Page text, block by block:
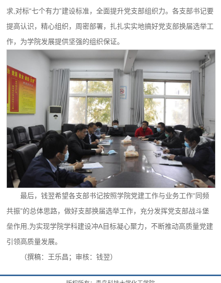
求,对标“七个有力”建设标准，全面提升党支部组织力。各支部书记要
提高认识，精心组织，周密部署，扎扎实实地搞好党支部换届选举工
作，为学院发展提供坚强的组织保证。
最后，钱翌希望各支部书记按照学院党建工作与业务工作“同频
共振”的总体思路，做好支部换届选举工作，充分发挥党支部战斗堡
垒作用,为实现学院学科建设冲A目标凝心聚力，不断推动高质量党建
引领高质量发展。
（撰稿：王乐昌；审核：钱翌）